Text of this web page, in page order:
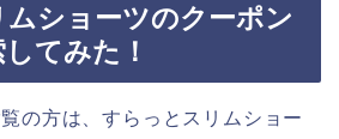
ショーツのクーポン
てみた！
の方は、すらっとスリムショー